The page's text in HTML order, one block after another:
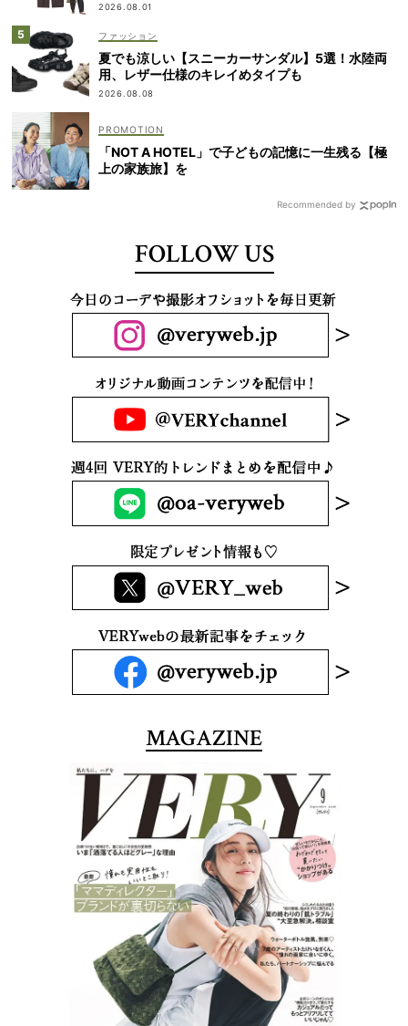
2026.08.01
ファッション
夏でも涼しい【スニーカーサンダル】5選！水陸両
用、レザー仕様のキレイめタイプも
2026.08.08
「NOT A HOTEL」で子どもの記憶に一生残る【極
上の家族旅】を
Recommended by
FOLLOW US
MAGAZINE